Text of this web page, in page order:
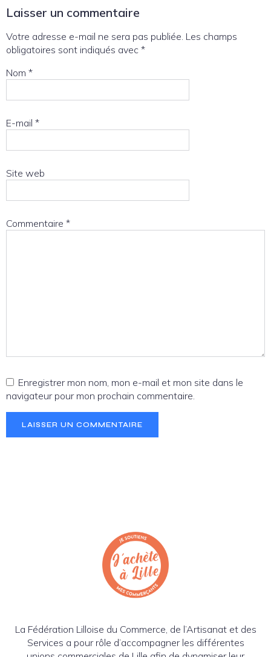
Laisser un commentaire
Votre adresse e-mail ne sera pas publiée. Les champs
obligatoires sont indiqués avec *
Nom *
E-mail *
Site web
Commentaire *
Enregistrer mon nom, mon e-mail et mon site dans le
navigateur pour mon prochain commentaire.
La Fédération Lilloise du Commerce, de l’Artisanat et des
Services a pour rôle d’accompagner les différentes